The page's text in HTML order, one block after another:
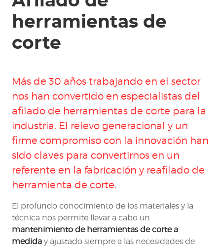
herramientas de
corte
Más de 30 años trabajando en el sector
nos han convertido en especialistas del
afilado de herramientas de corte para la
industria. El relevo generacional y un
firme compromiso con la innovación han
sido claves para convertirnos en un
referente en la fabricación y reafilado de
herramienta de corte.
El profundo conocimiento de los materiales y la
técnica nos permite llevar a cabo un
mantenimiento de herramientas de corte a
medida y ajustado siempre a las necesidades de